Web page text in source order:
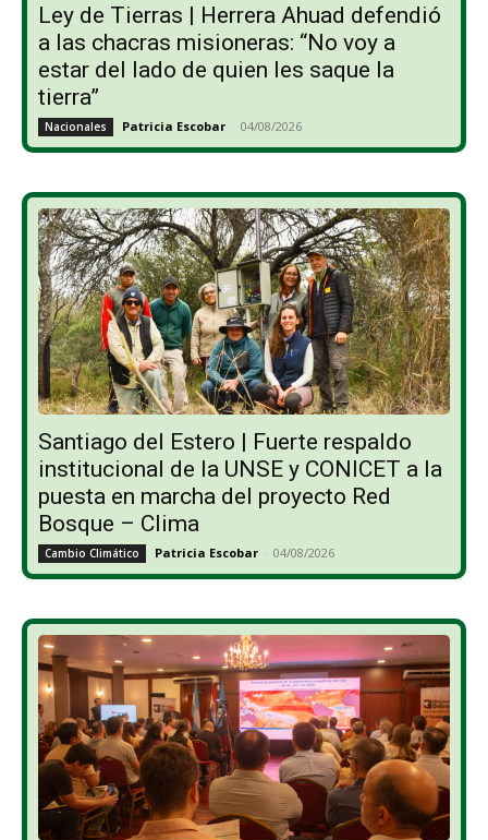
Ley de Tierras | Herrera Ahuad defendió
a las chacras misioneras: “No voy a
estar del lado de quien les saque la
tierra”
Nacionales Patricia Escobar - 04/08/2026
Santiago del Estero | Fuerte respaldo
institucional de la UNSE y CONICET a la
puesta en marcha del proyecto Red
Bosque – Clima
Cambio Climático Patricia Escobar - 04/08/2026